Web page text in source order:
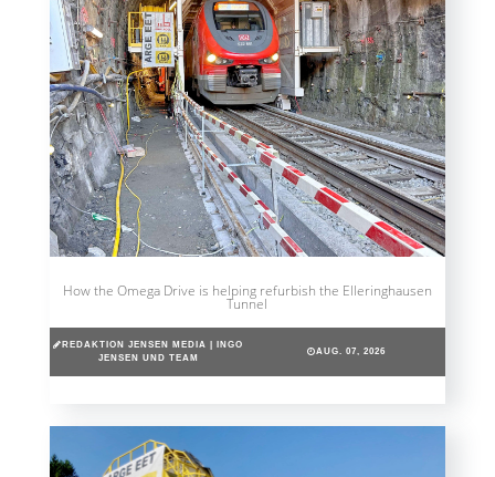
How the Omega Drive is helping refurbish the Elleringhausen
Tunnel
REDAKTION JENSEN MEDIA | INGO
JENSEN UND TEAM
AUG. 07, 2026